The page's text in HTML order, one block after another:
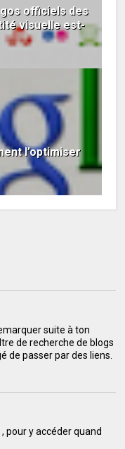
officiels des
visuelle est-
l’optimiser
suite à ton
de recherche de blogs
de passer par des liens.
pour y accéder quand